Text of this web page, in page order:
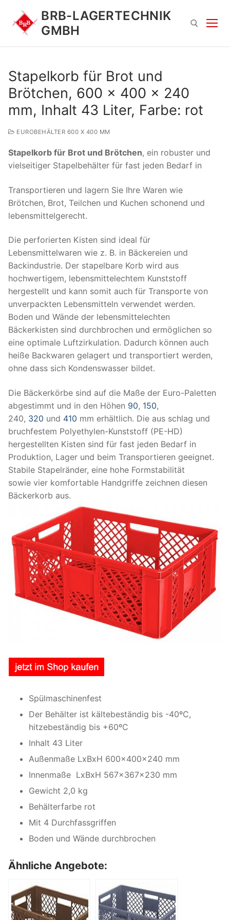
Inhalt
springen
BRB-LAGERTECHNIK
GMBH
Suchen
Stapelkorb für Brot und
Brötchen, 600 x 400 x 240
mm, Inhalt 43 Liter, Farbe: rot
EUROBEHÄLTER 600 X 400 MM
Stapelkorb für Brot und Brötchen, ein robuster und
vielseitiger Stapelbehälter für fast jeden Bedarf in
Transportieren und lagern Sie Ihre Waren wie
Brötchen, Brot, Teilchen und Kuchen schonend und
lebensmittelgerecht.
Die perforierten Kisten sind ideal für
Lebensmittelwaren wie z. B. in Bäckereien und
Backindustrie. Der stapelbare Korb wird aus
hochwertigem, lebensmittelechtem Kunststoff
hergestellt und kann somit auch für Transporte von
unverpackten Lebensmitteln verwendet werden.
Boden und Wände der lebensmittelechten
Bäckerkisten sind durchbrochen und ermöglichen so
eine optimale Luftzirkulation. Dadurch können auch
heiße Backwaren gelagert und transportiert werden,
ohne dass sich Kondenswasser bildet.
Die Bäckerkörbe sind auf die Maße der Euro-Paletten
abgestimmt und in den Höhen 90, 150,
240, 320 und 410 mm erhältlich. Die aus schlag und
bruchfestem Polyethylen-Kunststoff (PE-HD)
hergestellten Kisten sind für fast jeden Bedarf in
Produktion, Lager und beim Transportieren geeignet.
Stabile Stapelränder, eine hohe Formstabilität
sowie vier komfortable Handgriffe zeichnen diesen
Bäckerkorb aus.
Spülmaschinenfest
Der Behälter ist kältebeständig bis -40ºC,
hitzebeständig bis +60ºC
Inhalt 43 Liter
Außenmaße LxBxH 600x400x240 mm
Innenmaße LxBxH 567x367x230 mm
Gewicht 2,0 kg
Behälterfarbe rot
Mit 4 Durchfassgriffen
Boden und Wände durchbrochen
Ähnliche Angebote: